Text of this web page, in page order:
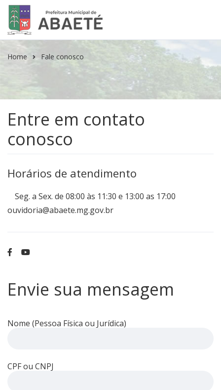
Home Fale conosco
Entre em contato
conosco
Horários de atendimento
Seg. a Sex. de 08:00 às 11:30 e 13:00 as 17:00
ouvidoria@abaete.mg.gov.br
Envie sua mensagem
Nome (Pessoa Física ou Jurídica)
CPF ou CNPJ